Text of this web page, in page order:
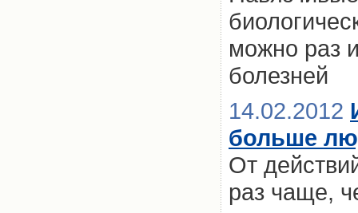
можно раз
болезней
14.02.2012
больше
От
раз чаще,